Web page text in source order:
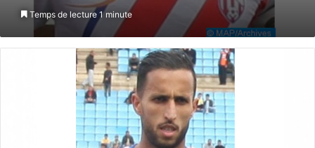
Temps de lecture 1 minute